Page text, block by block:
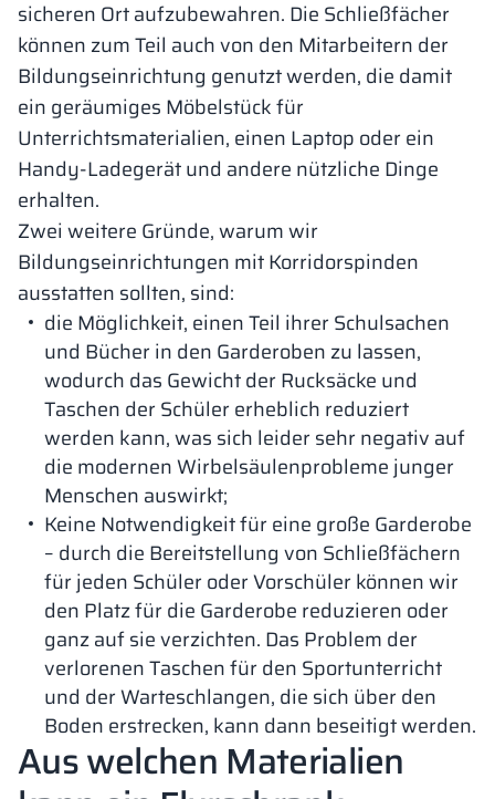
sicheren Ort aufzubewahren. Die Schließfächer
können zum Teil auch von den Mitarbeitern der
Bildungseinrichtung genutzt werden, die damit
ein geräumiges Möbelstück für
Unterrichtsmaterialien, einen Laptop oder ein
Handy-Ladegerät und andere nützliche Dinge
erhalten.
Zwei weitere Gründe, warum wir
Bildungseinrichtungen mit Korridorspinden
ausstatten sollten, sind:
die Möglichkeit, einen Teil ihrer Schulsachen
und Bücher in den Garderoben zu lassen,
wodurch das Gewicht der Rucksäcke und
Taschen der Schüler erheblich reduziert
werden kann, was sich leider sehr negativ auf
die modernen Wirbelsäulenprobleme junger
Menschen auswirkt;
Keine Notwendigkeit für eine große Garderobe
– durch die Bereitstellung von Schließfächern
für jeden Schüler oder Vorschüler können wir
den Platz für die Garderobe reduzieren oder
ganz auf sie verzichten. Das Problem der
verlorenen Taschen für den Sportunterricht
und der Warteschlangen, die sich über den
Boden erstrecken, kann dann beseitigt werden.
Aus welchen Materialien